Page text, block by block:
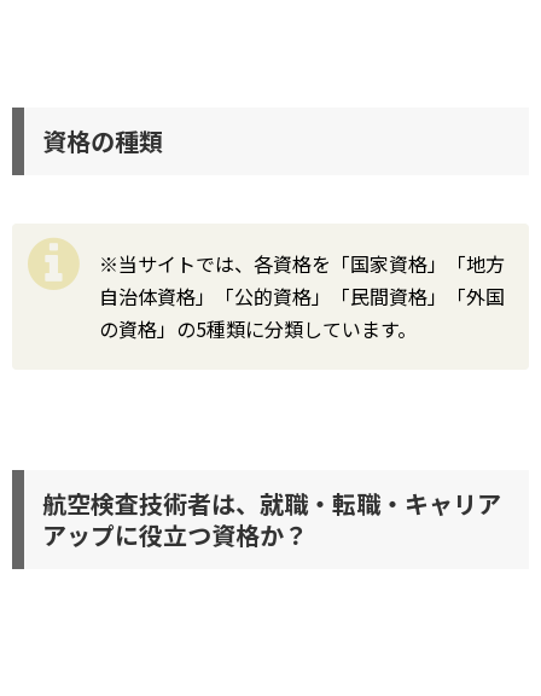
資格の種類
※当サイトでは、各資格を「国家資格」「地方
自治体資格」「公的資格」「民間資格」「外国
の資格」の5種類に分類しています。
航空検査技術者は、就職・転職・キャリア
アップに役立つ資格か？